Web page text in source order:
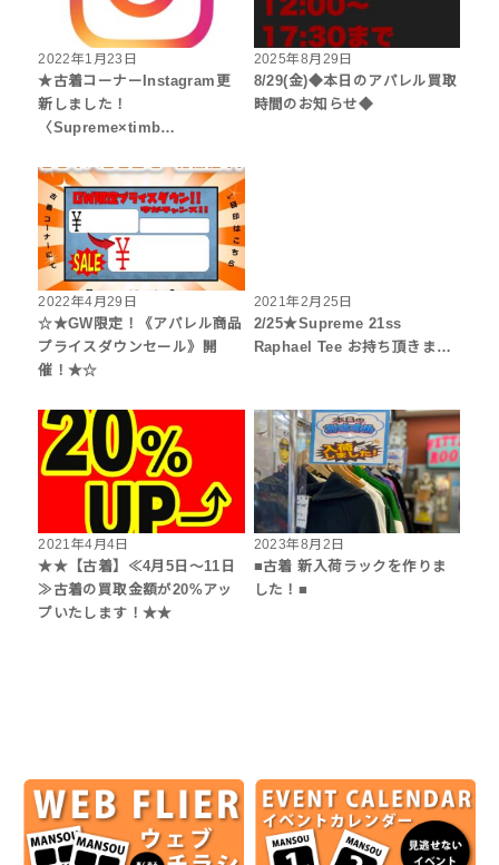
2022年1月23日
★古着コーナーInstagram更
新しました！
〈Supreme×timb…
2025年8月29日
8/29(金)◆本日のアパレル買取
時間のお知らせ◆
2022年4月29日
☆★GW限定！《アパレル商品
プライスダウンセール》開
催！★☆
2021年2月25日
2/25★Supreme 21ss
Raphael Tee お持ち頂きま…
2021年4月4日
★★【古着】≪4月5日～11日
≫古着の買取金額が20%アッ
プいたします！★★
2023年8月2日
■古着 新入荷ラックを作りま
した！■